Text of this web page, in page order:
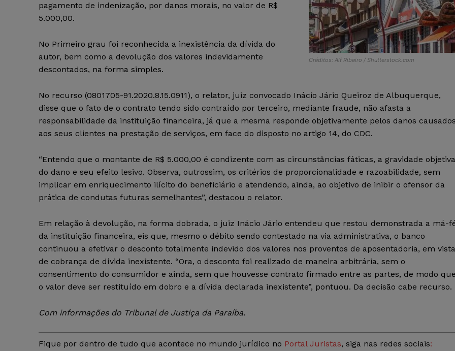
Créditos: Alf Ribeiro / Shutterstock.com
pagamento de indenização, por danos morais, no valor de R$
5.000,00.
No Primeiro grau foi reconhecida a inexistência da dívida do
autor, bem como a devolução dos valores indevidamente
descontados, na forma simples.
No recurso (0801705-91.2020.8.15.0911), o relator, juiz convocado Inácio Jário Queiroz de Albuquerque,
disse que o fato de o contrato tendo sido contraído por terceiro, mediante fraude, não afasta a
responsabilidade da instituição financeira, já que a mesma responde objetivamente pelos danos
aos seus clientes na prestação de serviços, em face do disposto no artigo 14, do CDC.
“Entendo que o montante de R$ 5.000,00 é condizente com as circunstâncias fáticas, a gravidade objetiva
do dano e seu efeito lesivo. Observa, outrossim, os critérios de proporcionalidade e razoabilidade, sem
implicar em enriquecimento ilícito do beneficiário e atendendo, ainda, ao objetivo de inibir o ofensor da
prática de condutas futuras semelhantes”, destacou o relator.
Em relação à devolução, na forma dobrada, o juiz Inácio Jário entendeu que restou demonstrada a má-
da instituição financeira, eis que, mesmo o débito sendo contestado na via administrativa, o banco
continuou a efetivar o desconto totalmente indevido dos valores nos proventos de aposentadoria, em vista
de cobrança de dívida inexistente. “Ora, o desconto foi realizado de maneira arbitrária, sem o
consentimento do consumidor e ainda, sem que houvesse contrato firmado entre as partes, de modo
o valor deve ser restituído em dobro e a dívida declarada inexistente”, pontuou. Da decisão cabe recurso.
Com informações do Tribunal de Justiça da Paraíba.
Fique por dentro de tudo que acontece no mundo jurídico no Portal Juristas, siga nas redes sociais: